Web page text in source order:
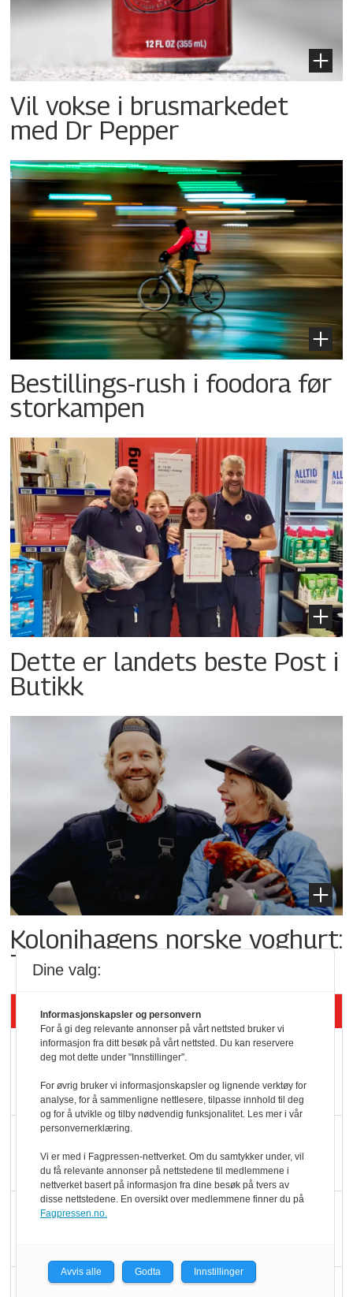
Vil vokse i brusmarkedet
med Dr Pepper
Bestillings-rush i foodora før
storkampen
Dette er landets beste Post i
Butikk
Kolonihagens norske yoghurt:
Trues av melkemangel
Siste artikler - KBS
Mat er viktigere enn
pris når elbilister
velger ladestopp
Ti bensinstasjoner
legger ned hver måned
KBS-bransjen i
Dine valg:
Informasjonskapsler og personvern
For å gi deg relevante annonser på vårt nettsted bruker vi
informasjon fra ditt besøk på vårt nettsted. Du kan reservere
deg mot dette under "Innstillinger".
For øvrig bruker vi informasjonskapsler og lignende verktøy for
analyse, for å sammenligne nettlesere, tilpasse innhold til deg
og for å utvikle og tilby nødvendig funksjonalitet. Les mer i vår
personvernerklæring.
Vi er med i Fagpressen-nettverket. Om du samtykker under, vil
du få relevante annonser på nettstedene til medlemmene i
nettverket basert på informasjon fra dine besøk på tvers av
disse nettstedene. En oversikt over medlemmene finner du på
Fagpressen.no.
Avvis alle Godta Innstillinger